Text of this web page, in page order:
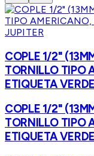
JUPITER
COPLE 1/2"
TORNILLO TIPO
ETIQUETA VERDE
COPLE 1/2"
TORNILLO TIPO
ETIQUETA VERDE